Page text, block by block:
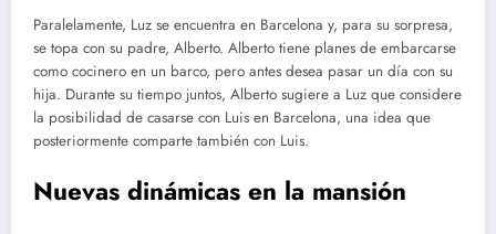
Paralelamente, Luz se encuentra en Barcelona y, para su sorpresa,
se topa con su padre, Alberto. Alberto tiene planes de embarcarse
como cocinero en un barco, pero antes desea pasar un día con su
hija. Durante su tiempo juntos, Alberto sugiere a Luz que considere
la posibilidad de casarse con Luis en Barcelona, una idea que
posteriormente comparte también con Luis.
Nuevas dinámicas en la mansión